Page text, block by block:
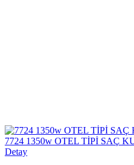
7724 1350w OTEL TİPİ SAÇ
Detay